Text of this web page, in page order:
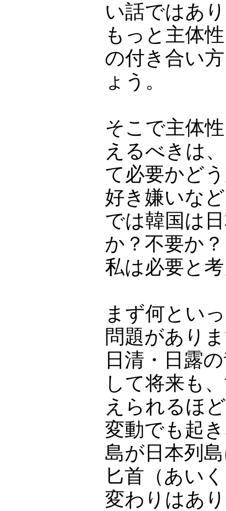
い話ではあ
もっと主体
の付き合い
ょう。
そこで主体
えるべきは
て必要かど
好き嫌いな
では韓国は
か？不要か？
私は必要と
まず何とい
問題があり
日清・日露
して将来も
えられるほ
変動でも起
島が日本列
匕首（あい
変わりはあ